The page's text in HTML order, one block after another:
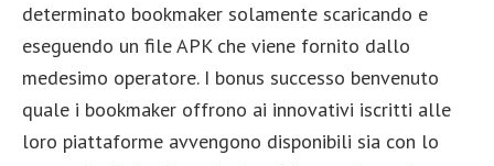
determinato bookmaker solamente scaricando e
eseguendo un file APK che viene fornito dallo
medesimo operatore. I bonus successo benvenuto
quale i bookmaker offrono ai innovativi iscritti alle
loro piattaforme avvengono disponibili sia con lo